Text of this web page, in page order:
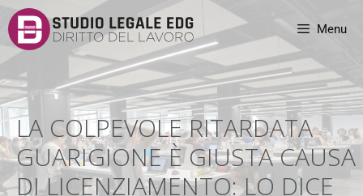
Menu
LA COLPEVOLE RITARDATA
GUARIGIONE È GIUSTA CAUSA
DI LICENZIAMENTO: LO DICE